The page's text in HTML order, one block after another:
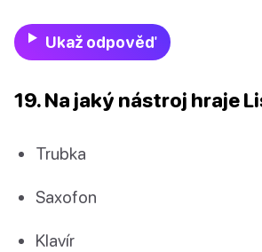
Ukaž odpověď
19. Na jaký nástroj hraje
Trubka
Saxofon
Klavír